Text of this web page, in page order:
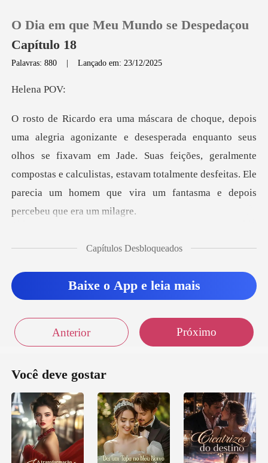
Loja
Histórico
Sair
O Dia em que Meu Mundo se Despedaçou
Capítulo 18
Palavras: 880 |Lançado em: 23/12/2025
ena
to seus
olhos se fixavam em Jade. Suas feições, geralmente
compostas e calculistas, estavam tota
Capítulos Desbloqueados
Baixe o App e leia mais
Anterior Próximo
Você deve gostar